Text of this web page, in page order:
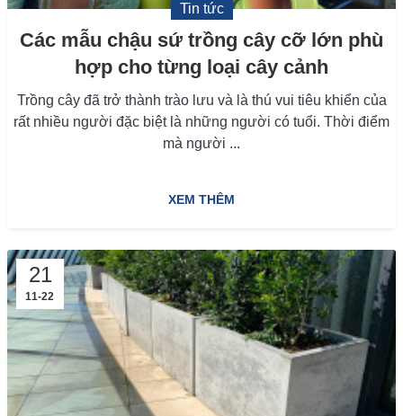
Tin tức
Các mẫu chậu sứ trồng cây cỡ lớn phù
hợp cho từng loại cây cảnh
Trồng cây đã trở thành trào lưu và là thú vui tiêu khiển của
rất nhiều người đặc biệt là những người có tuổi. Thời điểm
mà người ...
XEM THÊM
21
11-22